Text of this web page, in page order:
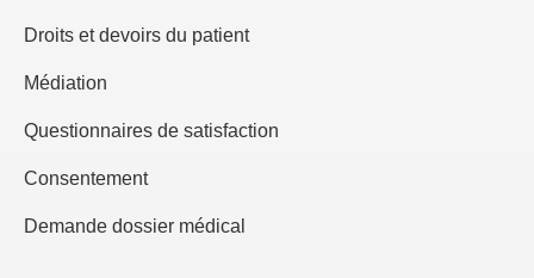
Droits et devoirs du patient
Médiation
Questionnaires de satisfaction
Consentement
Demande dossier médical